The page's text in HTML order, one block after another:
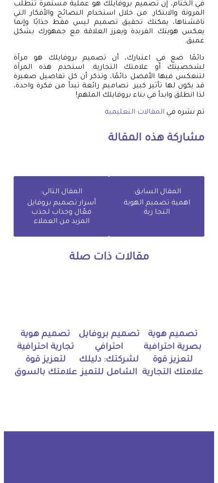
في الختام، إن تصميم بروفايلك هو عملية مستمرة تتطلب
المرونة والابتكار. من خلال استخدام النصائح والأفكار التي
ناقشناها، يمكنك تحقيق تصميم ليس فقط جذابًا وإنما
يعكس هويتك الفريدة ويعزز العلاقة مع جمهورك بشكل
عميق.
دائمًا ضع في اعتبارك، أن تصميم بروفايلك هو مرآة
لشخصيتك أو علامتك التجارية. استخدم هذه المرآة
لتنعكس فيها الأفضل دائمًا، وتذكر أن كل تفاصيل صغيرة
قد يكون لها تأثير كبير. تصاميم رائعة تبدأ من فكرة واحدة،
لذا انطلق وابدأ في بناء بروفايلك الملهم!
تم نشره في المقالات التعليمية
مشاركة هذه المقالة
المقال السابق:
اهمية تصميم الهوية
التجا رية
المقال التالي:
أسرار تصميم بروفايل
فعّال وجذاب لجذب
المزيد من العملاء
مقالات ذات صلة
تصميم هوية
بصرية احترافية
لتعزيز قوة
علامتك التجارية
تصميم بروفايل
احترافي
لشركتك: دليلك
الشامل للتميز
تصميم هوية
تجارية احترافية
لتعزيز قوة
علامتك بالسوق